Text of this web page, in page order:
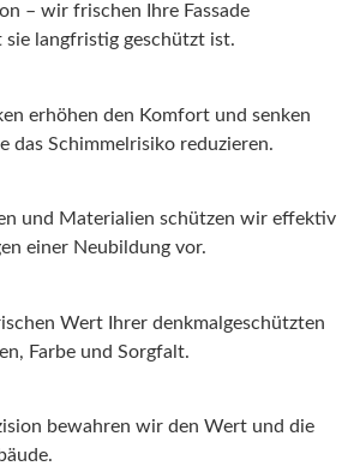
– wir frischen Ihre Fassade
langfristig geschützt ist.
erhöhen den Komfort und senken
das Schimmelrisiko reduzieren.
und Materialien schützen wir effektiv
einer Neubildung vor.
Wert Ihrer denkmalgeschützten
Farbe und Sorgfalt.
bewahren wir den Wert und die